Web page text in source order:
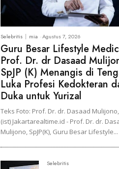
Selebritis mia -Agustus 7, 2026
Guru Besar Lifestyle
Prof. Dr. dr Dasaad
SpJP (K) Menangis di
Luka Profesi Kedokteran
Duka untuk Yurizal
Teks Foto: Prof. Dr. dr. Dasaad Mulijono,
(ist) Jakartarealtime.id - Prof. Dr. dr.
Mulijono, SpJP(K), Guru Besar Lifestyle...
Selebritis